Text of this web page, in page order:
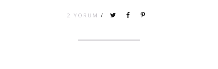
2 YORUM /